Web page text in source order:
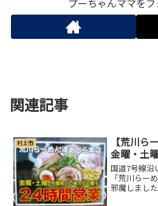
プーちゃんママを
関連記事
村上市
【荒川ら
金曜・土
国道7号線沿
「荒川らー
邪魔しまし